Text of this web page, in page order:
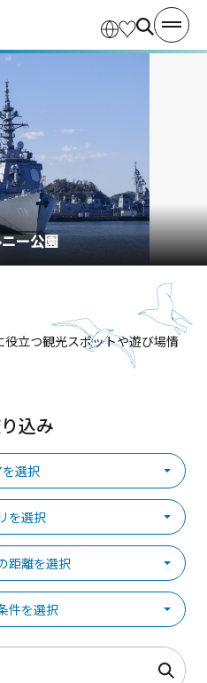
ー公園
立つ観光スポットや遊び場情
込み
選択
を選択
距離を選択
件を選択